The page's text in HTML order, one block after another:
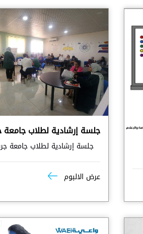
جلسة إرشادية لطلاب
جلسة إرشادية لطلاب جامعة
عرض الالبوم